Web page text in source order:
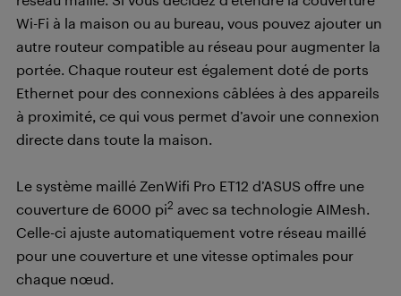
Wi-Fi à la maison ou au bureau, vous pouvez ajouter un
autre routeur compatible au réseau pour augmenter la
portée. Chaque routeur est également doté de ports
Ethernet pour des connexions câblées à des appareils
à proximité, ce qui vous permet d’avoir une connexion
directe dans toute la maison.
Le système maillé ZenWifi Pro ET12 d’ASUS offre une
couverture de 6000 pi2 avec sa technologie AIMesh.
Celle-ci ajuste automatiquement votre réseau maillé
pour une couverture et une vitesse optimales pour
chaque nœud.